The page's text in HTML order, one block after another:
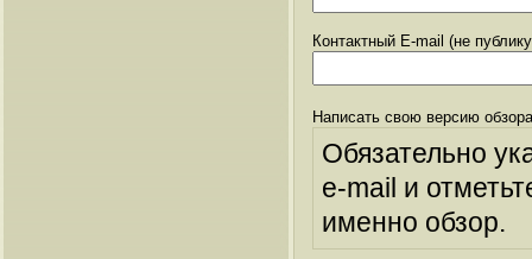
Контактный E-mail (не
Написать свою версию
Обязательно
e-mail и
именно обзор.